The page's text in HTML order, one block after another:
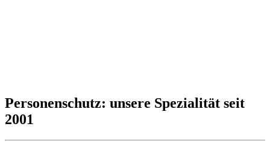
Personenschutz: unsere Spezialität seit
2001